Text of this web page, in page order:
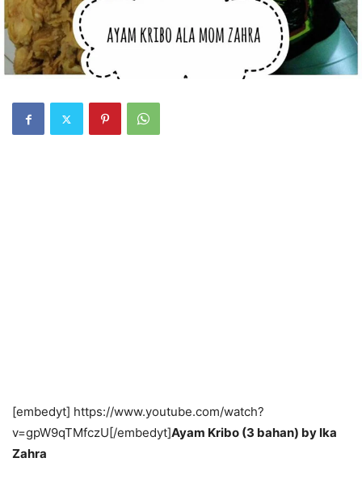
[embedyt] https://www.youtube.com/watch?
v=gpW9qTMfczU[/embedyt]Ayam Kribo (3 bahan) by Ika
Zahra